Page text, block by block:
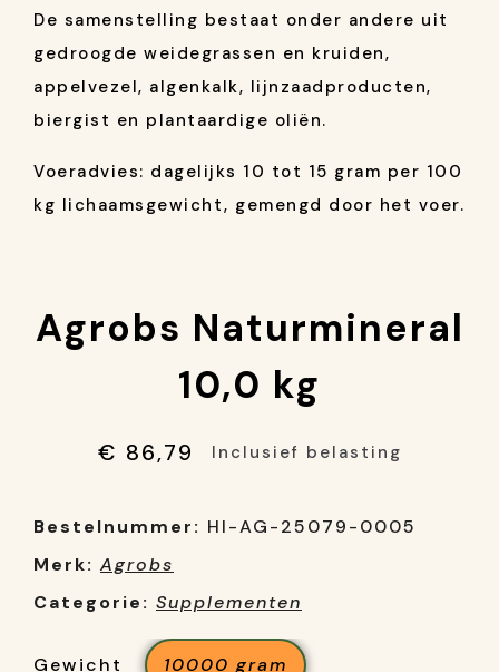
De samenstelling bestaat onder andere uit
gedroogde weidegrassen en kruiden,
appelvezel, algenkalk, lijnzaadproducten,
biergist en plantaardige oliën.
Voeradvies: dagelijks 10 tot 15 gram per 100
kg lichaamsgewicht, gemengd door het voer.
Agrobs Naturmineral
10,0 kg
€ 86,79 Inclusief belasting
Bestelnummer: HI-AG-25079-0005
Merk: Agrobs
Categorie: Supplementen
Gewicht 10000 gram